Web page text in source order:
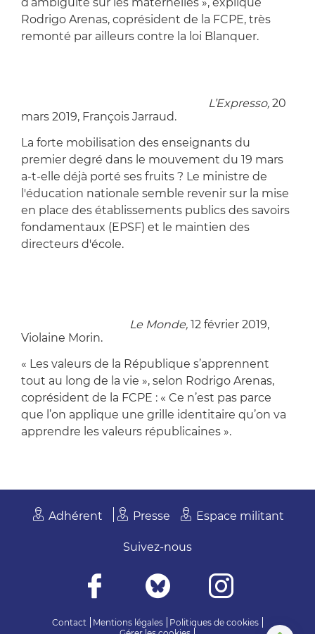
Rodrigo Arenas, coprésident de la FCPE, très
remonté par ailleurs contre la loi Blanquer.
L’Expresso, 20
mars 2019, François Jarraud.
La forte mobilisation des enseignants du
premier degré dans le mouvement du 19 mars
a-t-elle déjà porté ses fruits ? Le ministre de
l'éducation nationale semble revenir sur la mise
en place des établissements publics des savoirs
fondamentaux (EPSF) et le maintien des
directeurs d'école.
Le Monde, 12 février 2019,
Violaine Morin.
« Les valeurs de la République s’apprennent
tout au long de la vie », selon Rodrigo Arenas,
coprésident de la FCPE : « Ce n’est pas parce
que l’on applique une grille identitaire qu’on va
apprendre les valeurs républicaines ».
Adhérent Presse Espace militant
Contact Mentions légales
Politiques de cookies
Suivez-nous